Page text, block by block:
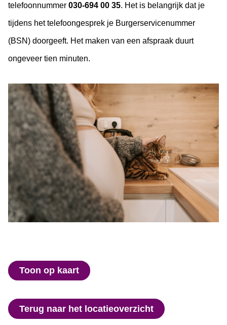
telefoonnummer 030-694 00 35. Het is belangrijk dat je
tijdens het telefoongesprek je Burgerservicenummer
(BSN) doorgeeft. Het maken van een afspraak duurt
ongeveer tien minuten.
Toon op kaart
Terug naar het locatieoverzicht